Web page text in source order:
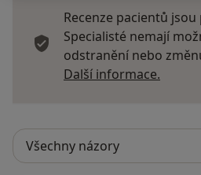
Recenze pacientů
Specialisté nemají
odstranění nebo
Další informace.